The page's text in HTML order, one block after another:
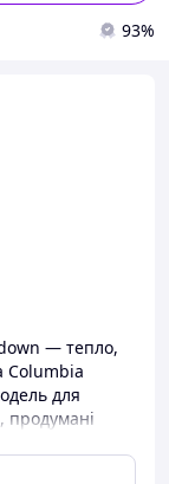
93%
— тепло,
Columbia
для
продумані
та вологи,